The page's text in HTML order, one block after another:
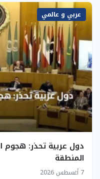
عربي و عالمي
دول عربية تحذر: هجوم
المنطقة
7 أغسطس 2026